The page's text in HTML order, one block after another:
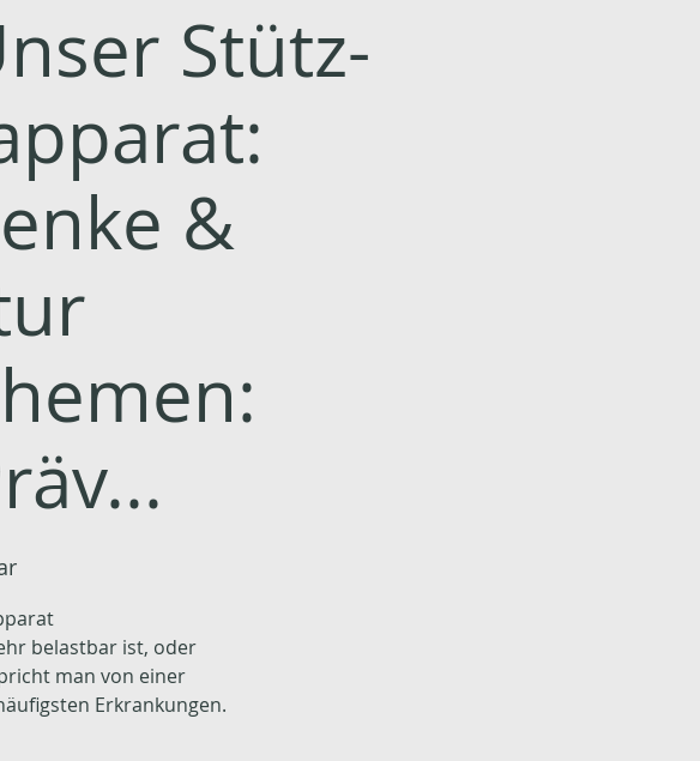
Stütz-
&
belastbar ist, oder
man von einer
Erkrankungen.